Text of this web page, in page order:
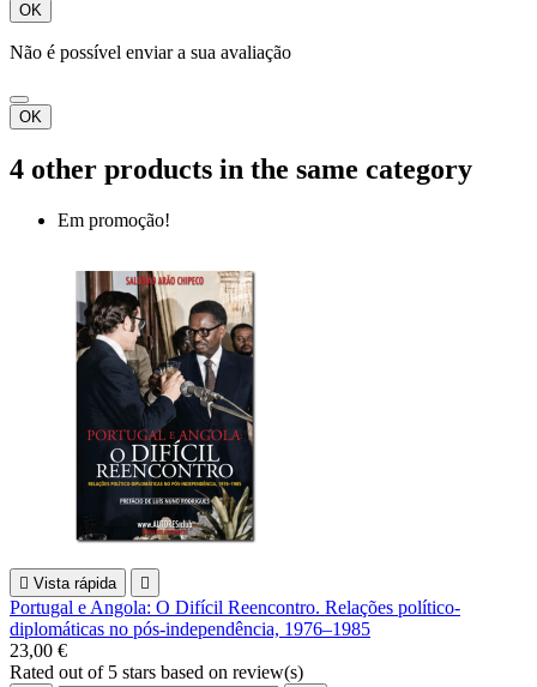
OK
Não é possível enviar a sua avaliação
OK
4 other products in the same category
Em promoção!
 Vista rápida 
Portugal e Angola: O Difícil Reencontro. Relações político-
diplomáticas no pós-independência, 1976–1985
23,00 €
Rated out of 5 stars based on review(s)